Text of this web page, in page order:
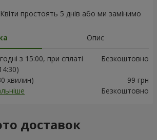
Квіти простоять 5 днів або ми замінимо
Опис
з 15:00, при сплаті
Безкоштовно
хвилин)
99 грн
Безкоштовно
доставок